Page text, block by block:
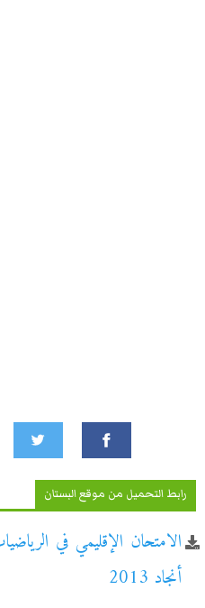
رابط التحميل من موقع البستان
الامتحان الإقليمي في
أنجاد 2013